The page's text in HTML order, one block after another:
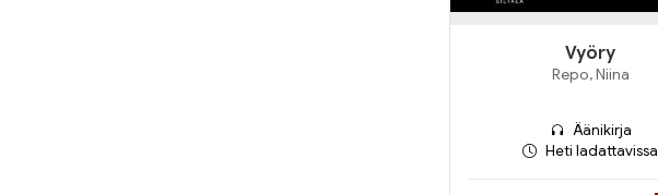
Vyöry
Repo, Niina
Äänikirja
Heti ladattavissa